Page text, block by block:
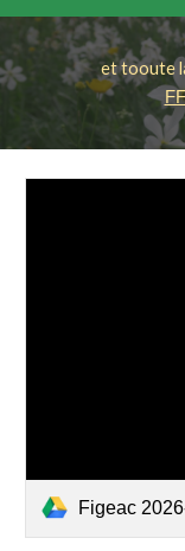
et tooute la
Figeac